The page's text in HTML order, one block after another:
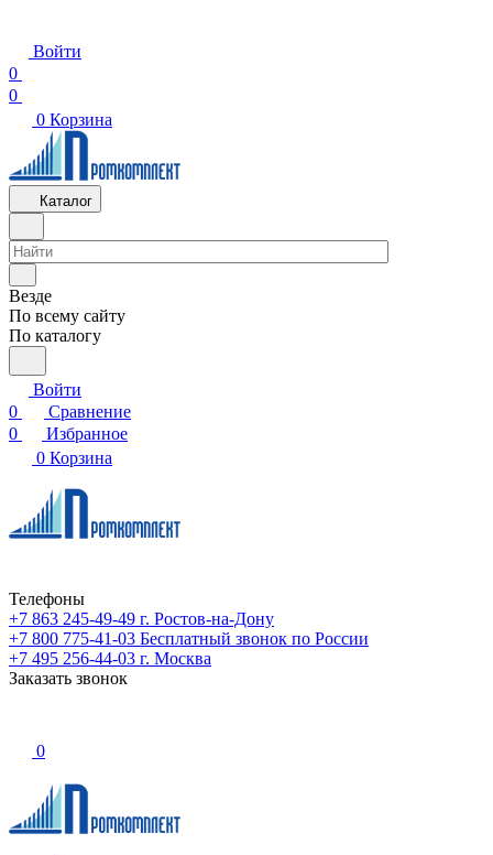
Войти
0
0
0 Корзина
Каталог
Везде
По всему сайту
По каталогу
Войти
0
Сравнение
0
Избранное
0 Корзина
Телефоны
+7 863 245-49-49 г. Ростов-на-Дону
+7 800 775-41-03 Бесплатный звонок по России
+7 495 256-44-03 г. Москва
Заказать звонок
0